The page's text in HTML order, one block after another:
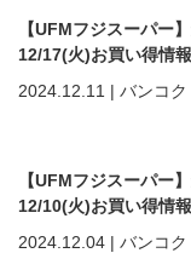
【UFMフジスーパー
12/17(火)お買い得情報
2024.12.11 | バンコ
【UFMフジスーパー
12/10(火)お買い得情報
2024.12.04 | バンコ